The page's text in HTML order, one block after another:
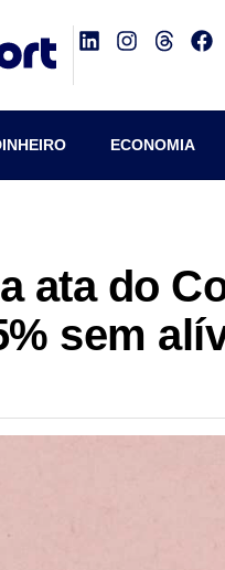
ECONOMIA
ata do
sem